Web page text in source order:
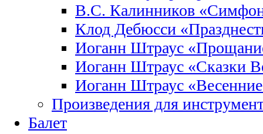
В.С. Калинников
Клод Дебюсси
Иоганн Штраус
Иоганн Штраус «Сказки
Иоганн Штраус «Весенние
Произведения для
Балет